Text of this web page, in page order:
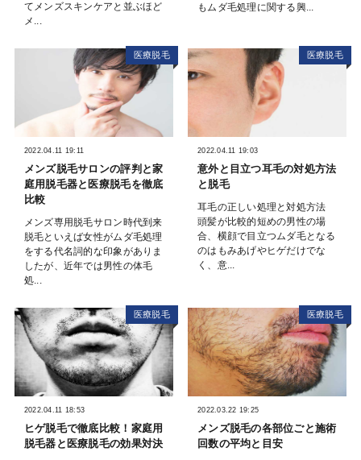
てメンズスキンケアと並ぶほど
メ...
もムダ毛処理に関する興...
医療脱毛
2022.04.11 19:11
メンズ脱毛サロンの評判と家
庭用脱毛器と医療脱毛を徹底
比較
メンズ専用脱毛サロン時代到来
脱毛といえば女性がムダ毛処理
をする代名詞的な印象がありま
したが、近年では男性の体毛
処...
医療脱毛
2022.04.11 19:03
意外と目立つ耳毛の対処方法
と脱毛
耳毛の正しい処理と対処方法
頭髪が比較的短めの男性の場
合、横顔で目立つムダ毛となる
のはもみあげやヒゲだけでな
く、意...
医療脱毛
2022.04.11 18:53
ヒゲ脱毛で徹底比較！家庭用
脱毛器と医療脱毛の効果対決
医療脱毛
2022.03.22 19:25
メンズ脱毛の各部位ごと施術
回数の平均と目安